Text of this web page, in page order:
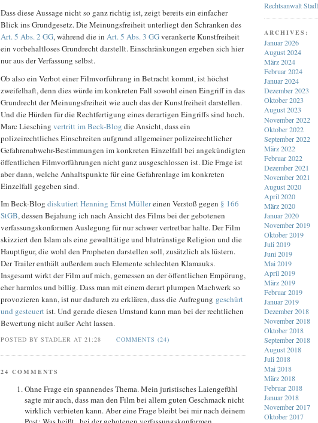
Dass diese Aussage nicht so ganz richtig ist, zeigt bereits ein einfacher
Blick ins Grundgesetz. Die Meinungsfreiheit unterliegt den Schranken des
Art. 5 Abs. 2 GG, während die in Art. 5 Abs. 3 GGverankerte Kunstfreiheit
ein vorbehaltloses Grundrecht darstellt. Einschränkungen ergeben sich hier
nur aus der Verfassung selbst.
Ob also ein Verbot einer Filmvorführung in Betracht kommt, ist höchst
zweifelhaft, denn dies würde im konkreten Fall sowohl einen Eingriff in das
Grundrecht der Meinungsfreiheit wie auch das der Kunstfreiheit darstellen.
Und die Hürden für die Rechtfertigung eines derartigen Eingriffs sind hoch.
Marc Liesching vertritt im Beck-Blog die Ansicht, dass ein
polizeirechtliches Einschreiten aufgrund allgemeiner polizeirechtlicher
Gefahrenabwehr-Bestimmungen im konkreten Einzelfall bei angekündigten
öffentlichen Filmvorführungen nicht ganz ausgeschlossen ist. Die Frage ist
aber dann, welche Anhaltspunkte für eine Gefahrenlage im konkreten
Einzelfall gegeben sind.
Im Beck-Blog diskutiert Henning Ernst Müllereinen Verstoß gegen § 166
StGB, dessen Bejahung ich nach Ansicht des Films bei der gebotenen
verfassungskonformen Auslegung für nur schwer vertretbar halte. Der Film
skizziert den Islam als eine gewalttätige und blutrünstige Religion und die
Hauptfigur, die wohl den Propheten darstellen soll, zusätzlich als lüstern.
Der Trailer enthält außerdem auch Elemente schlechten Klamauks.
Insgesamt wirkt der Film auf mich, gemessen an der öffentlichen Empörung,
eher harmlos und billig. Dass man mit einem derart plumpen Machwerk so
provozieren kann, ist nur dadurch zu erklären, dass die Aufregung geschürt
und gesteuertist. Und gerade diesen Umstand kann man bei der rechtlichen
Bewertung nicht außer Acht lassen.
POSTED BY STADLER AT 21:28 COMMENTS (24)
24 COMMENTS
Ohne Frage ein spannendes Thema. Mein juristisches Laiengefühl
sagte mir auch, dass man den Film bei allem guten Geschmack nicht
wirklich verbieten kann. Aber eine Frage bleibt bei mir nach deinem
Rechtsanwalt
ARCHIVES:
Januar 2026
August 2024
März 2024
Februar 2024
Januar 2024
Dezember 2023
Oktober 2023
August 2023
November 2022
Oktober 2022
September 2022
März 2022
Februar 2022
Dezember 2021
November 2021
August 2020
April 2020
März 2020
Januar 2020
November 2019
Oktober 2019
Juli 2019
Juni 2019
Mai 2019
April 2019
März 2019
Februar 2019
Januar 2019
Dezember 2018
November 2018
Oktober 2018
September 2018
August 2018
Juli 2018
Mai 2018
März 2018
Februar 2018
Januar 2018
November 2017
Oktober 2017